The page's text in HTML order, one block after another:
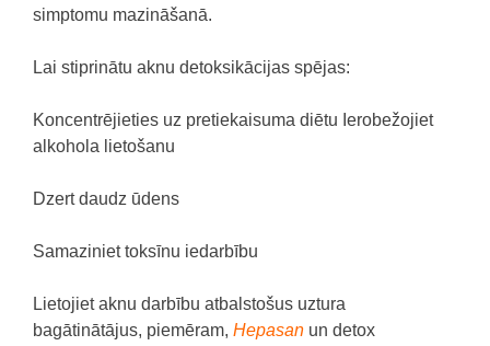
simptomu mazināšanā.
Lai stiprinātu aknu detoksikācijas spējas:
Koncentrējieties uz pretiekaisuma diētu Ierobežojiet
alkohola lietošanu
Dzert daudz ūdens
Samaziniet toksīnu iedarbību
Lietojiet aknu darbību atbalstošus uztura
bagātinātājus, piemēram, Hepasan un detox